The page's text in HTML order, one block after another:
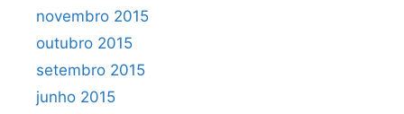
novembro 2015
outubro 2015
setembro 2015
junho 2015